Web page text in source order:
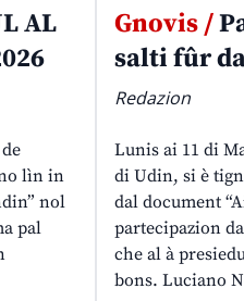
AL
lìn in
nol
pal
Gnovis /
salti fûr
Redazion
Lunis ai 11 di
di Udin, si è
dal document
partecipazion
che al à
bons. Luciano